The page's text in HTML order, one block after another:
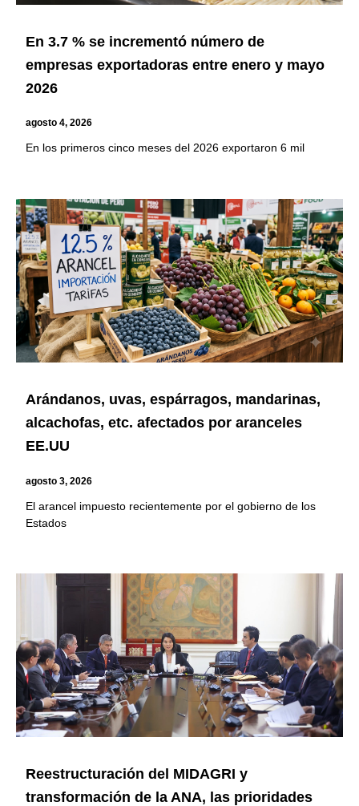
En 3.7 % se incrementó número de
empresas exportadoras entre enero y mayo
2026
agosto 4, 2026
En los primeros cinco meses del 2026 exportaron 6 mil
Arándanos, uvas, espárragos, mandarinas,
alcachofas, etc. afectados por aranceles
EE.UU
agosto 3, 2026
El arancel impuesto recientemente por el gobierno de los
Estados
Reestructuración del MIDAGRI y
transformación de la ANA, las prioridades